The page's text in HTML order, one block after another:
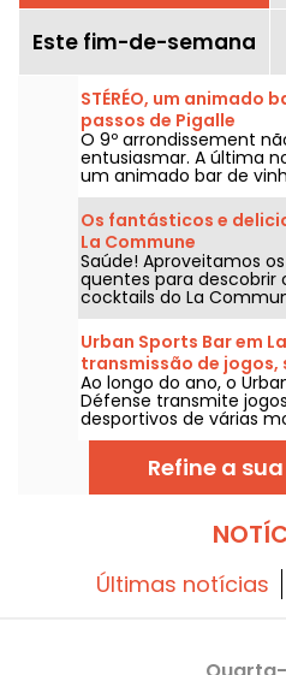
Este fim-de-semana
STÉRÉO, um animado
passos de Pigalle
O 9º arrondissement
entusiasmar. A última
um animado bar de
Pigalle.
Os fantásticos e
La Commune
Saúde! Aproveitamos
quentes para descobrir
cocktails do La
Urban Sports Bar em
transmissão de
dardos, futebol
Ao longo do ano, o
Défense transmite
desportivos de várias
oferecer uma área
dardos, futebol 5 e
Refine a
Últimas notícias